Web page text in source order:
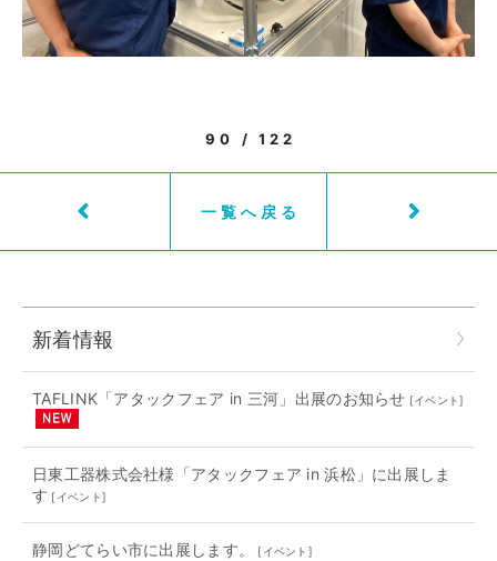
90 / 122
一覧へ戻る
新着情報
TAFLINK「アタックフェア in 三河」出展のお知らせ [イベント]
日東工器株式会社様「アタックフェア in 浜松」に出展しま
す [イベント]
静岡どてらい市に出展します。 [イベント ]